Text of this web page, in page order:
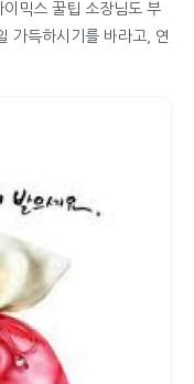
믹스 꿀팁 소장님도 부
가득하시기를 바라고, 연